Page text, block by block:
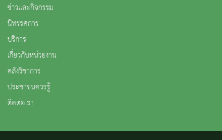
ข่าวและกิจกรรม
นิทรรศการ
บริการ
เกี่ยวกับหน่วยงาน
คลังวิชาการ
ประชาชนควรรู้
ติดต่อเรา